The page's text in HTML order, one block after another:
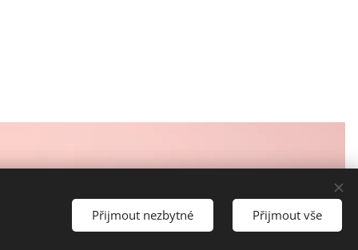
Přijmout nezbytné Přijmout vše